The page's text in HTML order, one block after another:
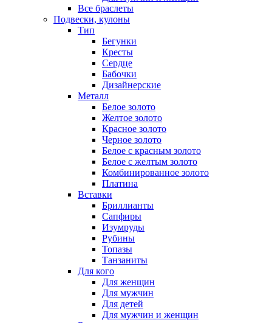
Все браслеты
Подвески, кулоны
Тип
Бегунки
Кресты
Сердце
Бабочки
Дизайнерские
Металл
Белое золото
Желтое золото
Красное золото
Черное золото
Белое с красным золото
Белое с желтым золото
Комбинированное золото
Платина
Вставки
Бриллианты
Сапфиры
Изумруды
Рубины
Топазы
Танзаниты
Для кого
Для женщин
Для мужчин
Для детей
Для мужчин и женщин